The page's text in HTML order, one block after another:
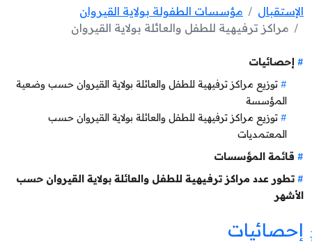
الإستقبال
مؤسسات الطفولة بولاية القيروان
مراكز ترفيهية للطفل والعائلة بولاية القيروان
إحصائيات
توزيع مراكز ترفيهية للطفل والعائلة بولاية القيروان حسب وضعية
المؤسسة
توزيع مراكز ترفيهية للطفل والعائلة بولاية القيروان حسب
المعتمديات
قائمة المؤسسات
تطور عدد مراكز ترفيهية للطفل والعائلة بولاية القيروان حسب
الأشهر
إحصائيات